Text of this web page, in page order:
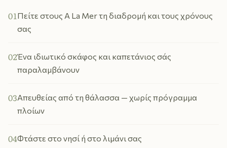
01Πείτε στους A La Mer τη διαδρομή και τους χρόνους
σας
02Ένα ιδιωτικό σκάφος και καπετάνιος σάς
παραλαμβάνουν
03Απευθείας από τη θάλασσα — χωρίς πρόγραμμα
πλοίων
04Φτάστε στο νησί ή στο λιμάνι σας